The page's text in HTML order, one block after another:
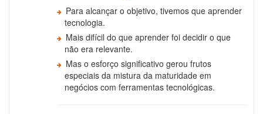
Para alcançar o objetivo, tivemos que aprender
tecnologia.
Mais difícil do que aprender foi decidir o que
não era relevante.
Mas o esforço significativo gerou frutos
especiais da mistura da maturidade em
negócios com ferramentas tecnológicas.